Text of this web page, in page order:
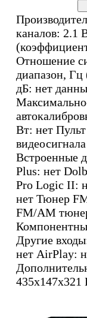
каналов: 2.1
Отношение
диапазон, Гц
дБ: нет
Вт: нет
Встроенные
Plus: нет
Pro Logic II:
нет Тюнер
FM/AM
Другие
нет AirPlay:
435x147x321